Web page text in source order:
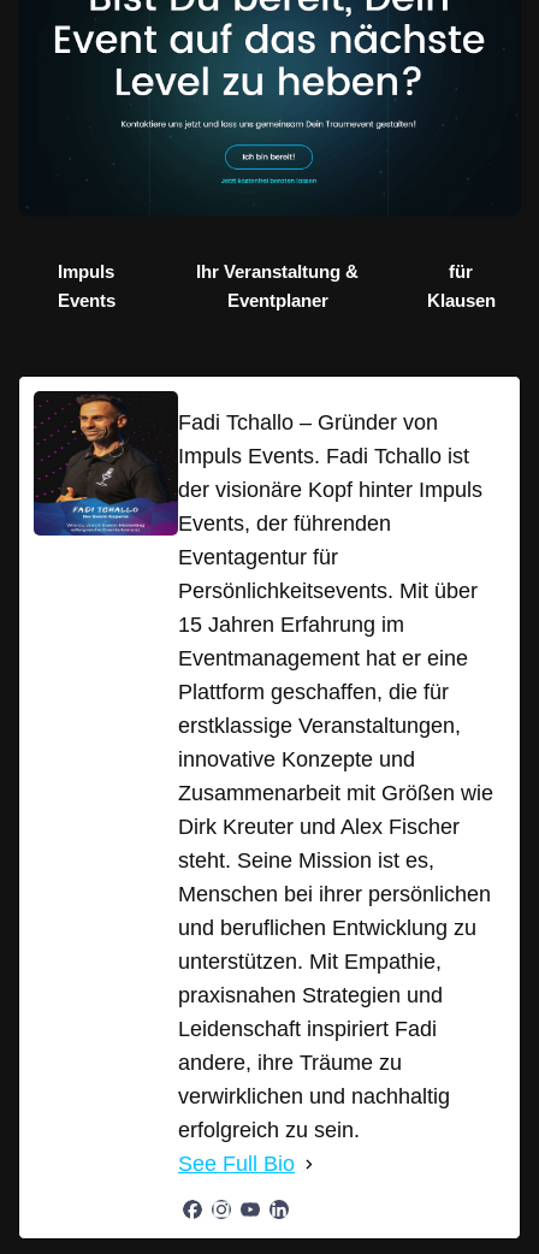
Impuls
Events
Ihr Veranstaltung &
Eventplaner
für
Klausen
Fadi Tchallo – Gründer von
Impuls Events. Fadi Tchallo ist
der visionäre Kopf hinter Impuls
Events, der führenden
Eventagentur für
Persönlichkeitsevents. Mit über
15 Jahren Erfahrung im
Eventmanagement hat er eine
Plattform geschaffen, die für
erstklassige Veranstaltungen,
innovative Konzepte und
Zusammenarbeit mit Größen wie
Dirk Kreuter und Alex Fischer
steht. Seine Mission ist es,
Menschen bei ihrer persönlichen
und beruflichen Entwicklung zu
unterstützen. Mit Empathie,
praxisnahen Strategien und
Leidenschaft inspiriert Fadi
andere, ihre Träume zu
verwirklichen und nachhaltig
erfolgreich zu sein.
See Full Bio